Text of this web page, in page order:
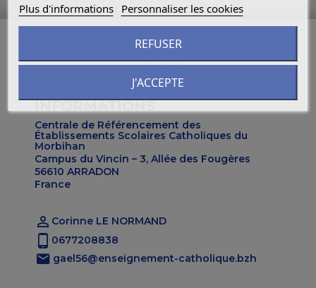
Plus d'informations Personnaliser les cookies
REFUSER
J'ACCEPTE
INFORMATIONS
Centrale de Référencement des
Établissements Scolaires Catholiques du
Morbihan
Campus du Vincin – 3, Allée des Fougères
56610 ARRADON
France
 Corinne LE NORMAND
0677208838
gael56@enseignement-catholique.bzh